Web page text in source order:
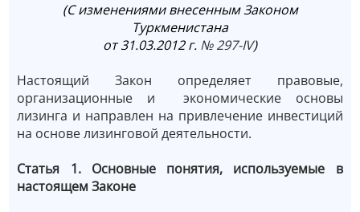
(C изменениями внесенным Законом
Туркменистана
от 31.03.2012 г. № 297-IV)
Настоящий Закон определяет правовые,
организационные и экономические основы
лизинга и направлен на привлечение инвестиций
на основе лизинговой деятельности.
Статья 1. Основные понятия, используемые в
настоящем Законе